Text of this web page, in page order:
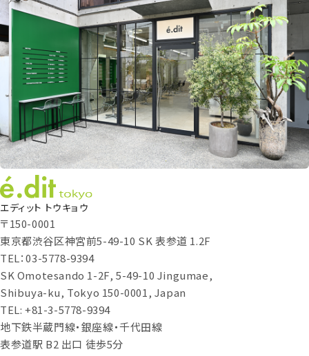
エディット トウキョウ
〒150-0001
東京都渋谷区神宮前5-49-10 SK 表参道 1.2F
TEL：03-5778-9394
SK Omotesando 1-2F, 5-49-10 Jingumae,
Shibuya-ku, Tokyo 150-0001, Japan
TEL: +81-3-5778-9394
地下鉄半蔵門線・銀座線・千代田線
表参道駅 B2 出口 徒歩5分